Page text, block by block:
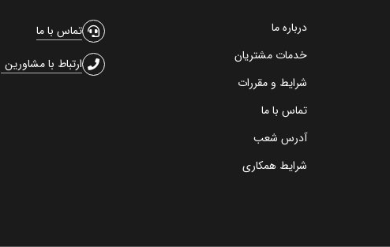
درباره ما
خدمات مشتریان
شرایط و مقررات
تماس با ما
آدرس شعب
شرایط همکاری
تماس با ما
ارتباط با مشاورین